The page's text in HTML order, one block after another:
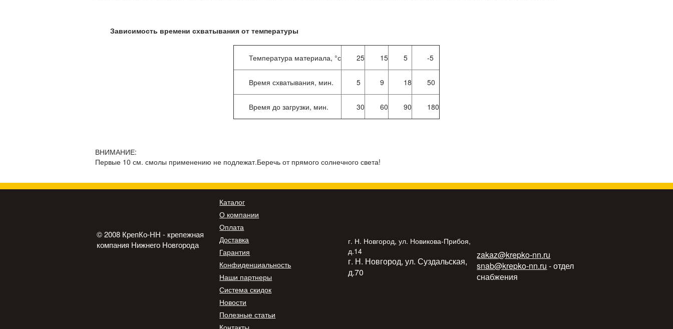
Зависимость времени схватывания от температуры
Температура материала, °с 25 15 5 -5
Время схватывания, мин. 5 9 18 50
Время до загрузки, мин. 30 60 90 180
ВНИМАНИЕ:
Первые 10 см. смолы применению не подлежат.Беречь от прямого солнечного света!
© 2008 КрепКо-НН - крепежная
компания Нижнего Новгорода
Каталог
О компании
Оплата
Доставка
Гарантия
Конфиденциальность
Наши партнеры
Система скидок
Новости
Полезные статьи
Контакты
г. Н. Новгород, ул. Новикова-Прибоя,
д.14
г. Н. Новгород, ул. Суздальская,
д.70
zakaz@krepko-nn.ru
snab@krepko-nn.ru - отдел
снабжения